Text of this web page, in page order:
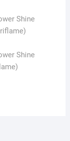
Shine
Shine